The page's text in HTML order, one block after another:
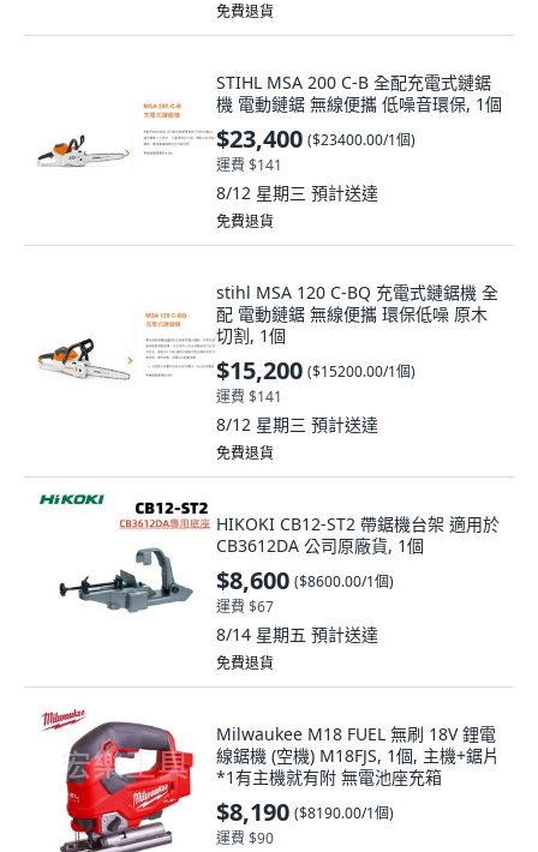
免費退貨
STIHL MSA 200 C-B 全配充電式鏈鋸
機 電動鏈鋸 無線便攜 低噪音環保, 1個
$23,400 ($23400.00/1個)
運費 $141
8/12 星期三 預計送達
免費退貨
stihl MSA 120 C-BQ 充電式鏈鋸機 全
配 電動鏈鋸 無線便攜 環保低噪 原木
切割, 1個
$15,200 ($15200.00/1個)
運費 $141
8/12 星期三 預計送達
免費退貨
HIKOKI CB12-ST2 帶鋸機台架 適用於
CB3612DA 公司原廠貨, 1個
$8,600 ($8600.00/1個)
運費 $67
8/14 星期五 預計送達
免費退貨
Milwaukee M18 FUEL 無刷 18V 鋰電
線鋸機 (空機) M18FJS, 1個, 主機+鋸片
*1有主機就有附 無電池座充箱
$8,190 ($8190.00/1個)
運費 $90